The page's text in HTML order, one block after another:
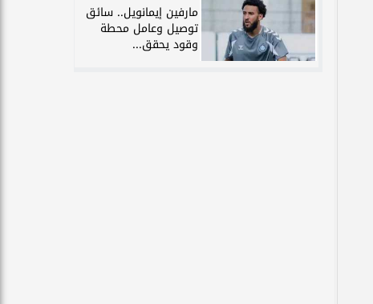
مارفين إيمانويل.. سائق
توصيل وعامل محطة
وقود يحقق...